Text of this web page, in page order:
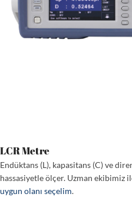
LCR Metre
Endüktans (L), kapasitans (C) ve
hassasiyetle ölçer. Uzman ekibimiz
uygun olanı seçelim.